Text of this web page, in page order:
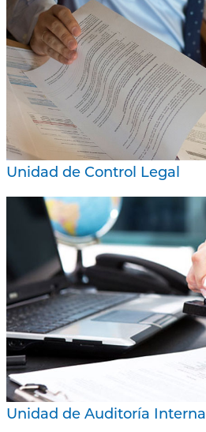
Unidad de Control Legal
Unidad de Auditoría Interna